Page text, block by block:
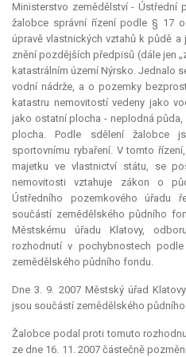
Ministerstvo zemědělství - Ústřední
žalobce správní řízení podle § 17
úpravě vlastnických vztahů k půdě
znění pozdějších předpisů (dále jen
katastrálním území Nýrsko. Jednalo
vodní nádrže, a o pozemky
katastru nemovitostí vedeny jako
jako ostatní plocha - neplodná
plocha. Podle sdělení žalobce
sportovnímu rybaření. V tomto
majetku ve vlastnictví státu, se
nemovitosti vztahuje zákon o
Ústředního pozemkového úřadu
součástí zemědělského půdního
Městskému úřadu Klatovy,
rozhodnutí v pochybnostech
zemědělského půdního fondu.
Dne 3. 9. 2007 Městský úřad
jsou součástí zemědělského
Žalobce podal proti tomuto
ze dne 16. 11. 2007 částečně